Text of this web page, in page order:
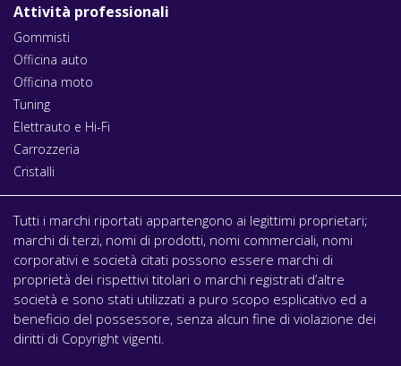
Attività professionali
Gommisti
Officina auto
Officina moto
Tuning
Elettrauto e Hi-Fi
Carrozzeria
Cristalli
Tutti i marchi riportati appartengono ai legittimi proprietari;
marchi di terzi, nomi di prodotti, nomi commerciali, nomi
corporativi e società citati possono essere marchi di
proprietà dei rispettivi titolari o marchi registrati d’altre
società e sono stati utilizzati a puro scopo esplicativo ed a
beneficio del possessore, senza alcun fine di violazione dei
diritti di Copyright vigenti.